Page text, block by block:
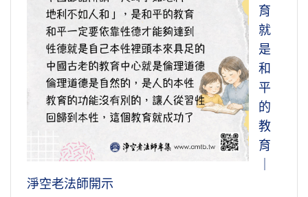
育
就
是
和
平
的
教
育
淨空老法師開示